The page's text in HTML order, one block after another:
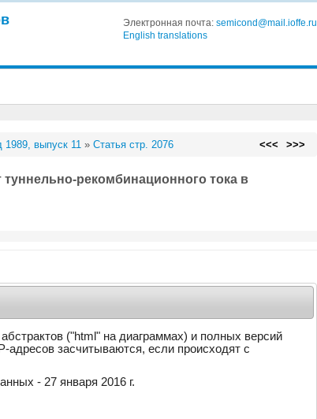
Электронная почта: semicond@mail.ioffe.ru
English translations
1989, выпуск 11 »Статья стр. 2076 <<< >>>
рекомбинационного тока в
("html" на диаграммах) и полных версий
засчитываются, если происходят с
- 27 января 2016 г.